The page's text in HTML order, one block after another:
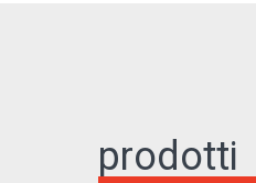
prodotti